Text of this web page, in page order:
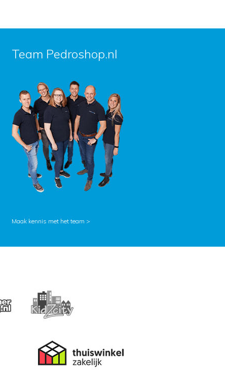
Team Pedroshop.nl
Maak kennis met het team >